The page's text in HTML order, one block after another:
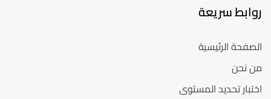
روابط سريعة
الصفحة الرئيسية
من نحن
اختبار تحديد المستوى